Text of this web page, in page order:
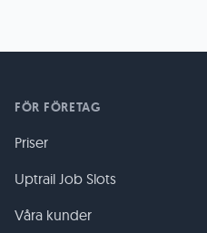
FÖR FÖRETAG
Priser
Uptrail Job Slots
Våra kunder